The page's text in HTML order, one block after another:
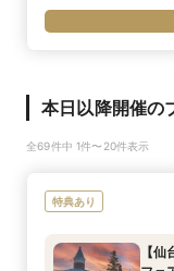
本日以降開催の
全69件中 1件〜20件表示
特典あり
【